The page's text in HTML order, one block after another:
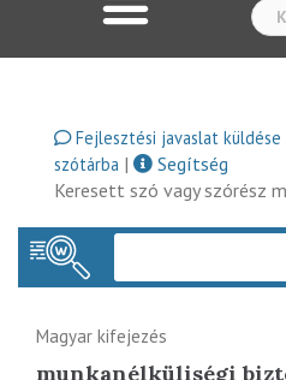
Fejlesztési javaslat küldése
szótárba |
Segítség
Keresett szó vagy szórész
Magyar kifejezés
munkanélküliségi